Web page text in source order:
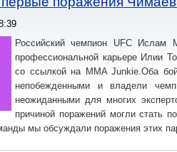
Российский чемпион UFC Ислам
профессиональной карьере Илии
со ссылкой на MMA Junkie.Оба
непобежденными и владели
неожиданными для многих
причиной поражений могли стать
мы обсуждали поражения этих